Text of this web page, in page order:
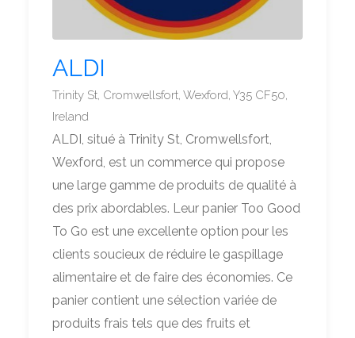
ALDI
Trinity St, Cromwellsfort, Wexford, Y35 CF50,
Ireland
ALDI, situé à Trinity St, Cromwellsfort,
Wexford, est un commerce qui propose
une large gamme de produits de qualité à
des prix abordables. Leur panier Too Good
To Go est une excellente option pour les
clients soucieux de réduire le gaspillage
alimentaire et de faire des économies. Ce
panier contient une sélection variée de
produits frais tels que des fruits et